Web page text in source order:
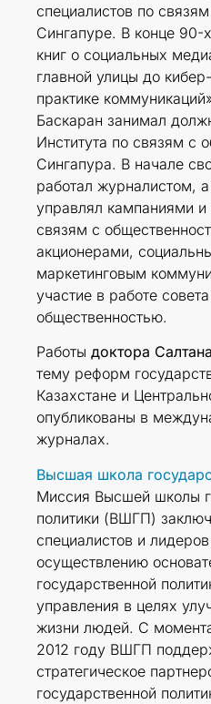
специалистов по
Сингапуре. В конце 90-
книг о социальных
главной улицы до
практике
Баскаран занимал
Института по связям с
Сингапура. В начале
работал журналистом,
управлял кампаниями
связям с
акционерами,
маркетинговым
участие в работе
общественностью.
Работы доктора
тему реформ
Казахстане и
опубликованы в
журналах.
Высшая школа
Миссия Высшей школы
политики (ВШГП)
специалистов и
осуществлению
государственной
управления в целях
жизни людей. С
2012 году ВШГП
стратегическое
государственной